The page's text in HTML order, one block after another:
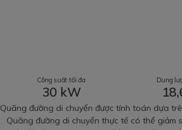
Công suất tối đa
30 kW
Dung
Quãng đường di chuyển được tính toán dựa
Quãng đường di chuyển thực tế có thể giảm